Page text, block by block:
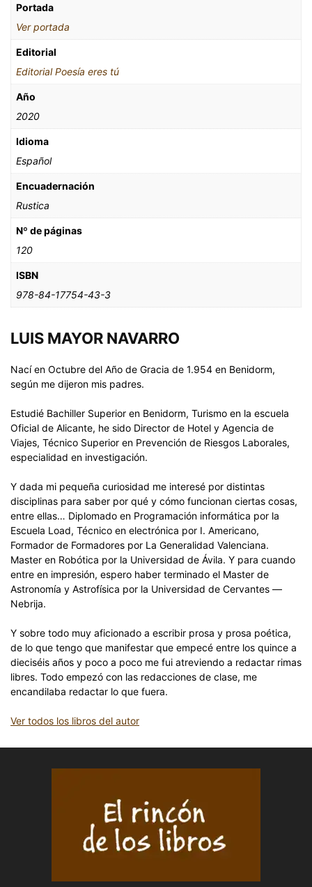
Portada
Ver portada
Editorial
Editorial Poesía eres tú
Año
2020
Idioma
Español
Encuadernación
Rustica
Nº de páginas
120
ISBN
978-84-17754-43-3
LUIS MAYOR NAVARRO
Nací en Octubre del Año de Gracia de 1.954 en Benidorm,
según me dijeron mis padres.
Estudié Bachiller Superior en Benidorm, Turismo en la escuela
Oficial de Alicante, he sido Director de Hotel y Agencia de
Viajes, Técnico Superior en Prevención de Riesgos Laborales,
especialidad en investigación.
Y dada mi pequeña curiosidad me interesé por distintas
disciplinas para saber por qué y cómo funcionan ciertas cosas,
entre ellas… Diplomado en Programación informática por la
Escuela Load, Técnico en electrónica por I. Americano,
Formador de Formadores por La Generalidad Valenciana.
Master en Robótica por la Universidad de Ávila. Y para cuando
entre en impresión, espero haber terminado el Master de
Astronomía y Astrofísica por la Universidad de Cervantes —
Nebrija.
Y sobre todo muy aficionado a escribir prosa y prosa poética,
de lo que tengo que manifestar que empecé entre los quince a
dieciséis años y poco a poco me fui atreviendo a redactar rimas
libres. Todo empezó con las redacciones de clase, me
encandilaba redactar lo que fuera.
Ver todos los libros del autor